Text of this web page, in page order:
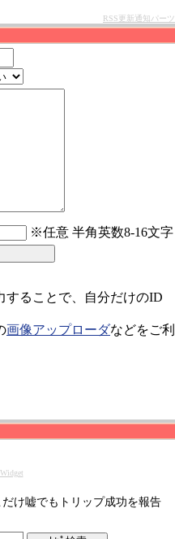
RSS更新通知パーツ
※任意 半角英数8-16文字
ることで、自分だけのID
画像アップローダなどをご利
だけ嘘でもトリップ成功を報告